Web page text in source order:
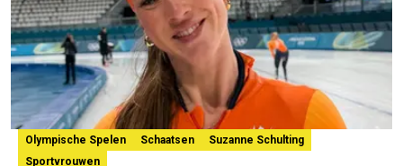
Olympische Spelen Schaatsen
Suzanne Schulting
Sportvrouwen